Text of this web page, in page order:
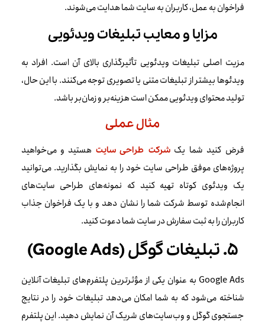
فراخوان به عمل، کاربران به سایت شما هدایت می‌شوند.
مزایا و معایب تبلیغات ویدئویی
مزیت اصلی تبلیغات ویدئویی تأثیرگذاری بالای آن است. افراد به
ویدئوها بیشتر از تبلیغات متنی یا تصویری توجه می‌کنند. با این حال،
تولید محتوای ویدئویی ممکن است هزینه‌بر و زمان‌بر باشد.
مثال عملی
فرض کنید شما یکشرکت طراحی سایت هستید و می‌خواهید
پروژه‌های موفق طراحی سایت خود را به نمایش بگذارید. می‌توانید
یک ویدئوی کوتاه تهیه کنید که نمونه‌های طراحی سایت‌های
انجام‌شده توسط شرکت شما را نشان دهد و با یک فراخوان جذاب
کاربران را به ثبت سفارش در سایت شما دعوت کنید.
۵. تبلیغات گوگل (Google Ads)
Google Ads به عنوان یکی از مؤثرترین پلتفرم‌های تبلیغات آنلاین
شناخته می‌شود که به شما امکان می‌دهد تبلیغات خود را در نتایج
جستجوی گوگل و وب‌سایت‌های شریک آن نمایش دهید. این پلتفرم